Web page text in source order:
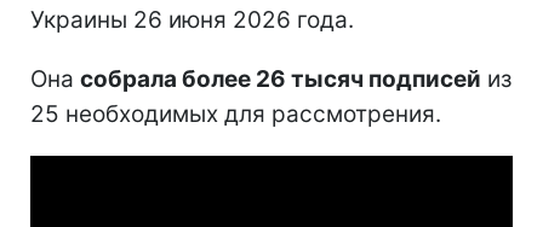
Украины 26 июня 2026 года.
Она собрала более 26 тысяч подписей из
25 необходимых для рассмотрения.